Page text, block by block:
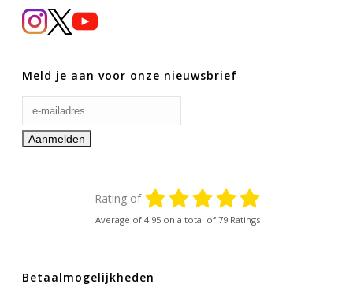
Meld je aan voor onze nieuwsbrief
Rating of
Average of 4.95 on a total of 79 Ratings
Betaalmogelijkheden